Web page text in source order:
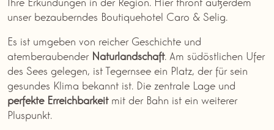
unser bezauberndes Boutiquehotel Caro & Selig.
Es ist umgeben von reicher Geschichte und
atemberaubender Naturlandschaft. Am südöstlichen Ufer
des Sees gelegen, ist Tegernsee ein Platz, der für sein
gesundes Klima bekannt ist. Die zentrale Lage und
perfekte Erreichbarkeitmit der Bahn ist ein weiterer
Pluspunkt.